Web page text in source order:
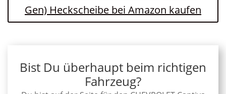
Gen) Heckscheibe bei Amazon kaufen
Bist Du überhaupt beim richtigen
Fahrzeug?